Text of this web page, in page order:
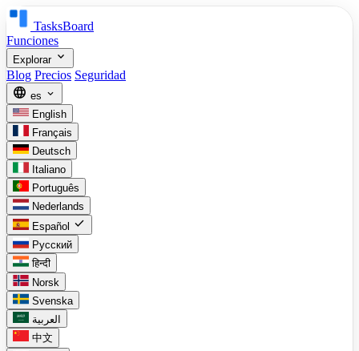
TasksBoard
Funciones
Explorar expand_more
Blog Precios Seguridad
language es expand_more
English
Français
Deutsch
Italiano
Português
Nederlands
Español check
Русский
हिन्दी
Norsk
Svenska
العربية
中文